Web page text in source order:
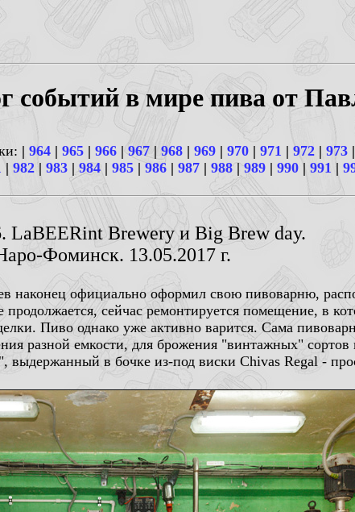
событий в мире пива от
| 964 | 965 | 966 | 967 | 968 | 969 | 970 | 971 | 972 | 973 |
| 982 | 983 |984| 985 | 986 | 987 | 988| 989 | 990 | 991 |
LaBEERint Brewery и Big Brew day.
Фоминск. 13.05.2017 г.
наконец официально оформил свою пивоварню,
сейчас ремонтируется помещение, в
Пиво однако уже активно варится. Сама
разной емкости, для брожения "винтажных" сортов
выдержанный в бочке из-под виски Chivas Regal -